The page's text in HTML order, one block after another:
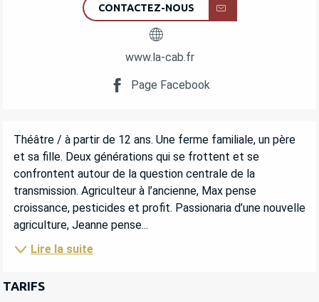
CONTACTEZ-NOUS
www.la-cab.fr
Page Facebook
DESCRIPTION
Théâtre / à partir de 12 ans. Une ferme familiale, un père
et sa fille. Deux générations qui se frottent et se
confrontent autour de la question centrale de la
transmission. Agriculteur à l’ancienne, Max pense
croissance, pesticides et profit. Passionaria d’une nouvelle
agriculture, Jeanne pense...
Lire la suite
TARIFS